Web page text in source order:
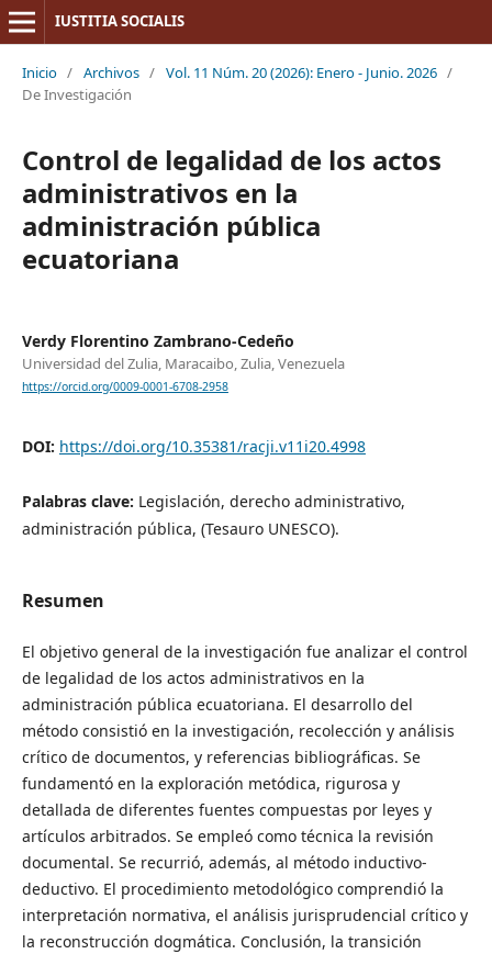
IUSTITIA SOCIALIS
Inicio / Archivos / Vol. 11 Núm. 20 (2026): Enero - Junio. 2026 /
De Investigación
Control de legalidad de los actos
administrativos en la
administración pública
ecuatoriana
Verdy Florentino Zambrano-Cedeño
Universidad del Zulia, Maracaibo, Zulia, Venezuela
https://orcid.org/0009-0001-6708-2958
DOI: https://doi.org/10.35381/racji.v11i20.4998
Palabras clave: Legislación, derecho administrativo,
administración pública, (Tesauro UNESCO).
Resumen
El objetivo general de la investigación fue analizar el control
de legalidad de los actos administrativos en la
administración pública ecuatoriana. El desarrollo del
método consistió en la investigación, recolección y análisis
crítico de documentos, y referencias bibliográficas. Se
fundamentó en la exploración metódica, rigurosa y
detallada de diferentes fuentes compuestas por leyes y
artículos arbitrados. Se empleó como técnica la revisión
documental. Se recurrió, además, al método inductivo-
deductivo. El procedimiento metodológico comprendió la
interpretación normativa, el análisis jurisprudencial crítico y
la reconstrucción dogmática. Conclusión, la transición